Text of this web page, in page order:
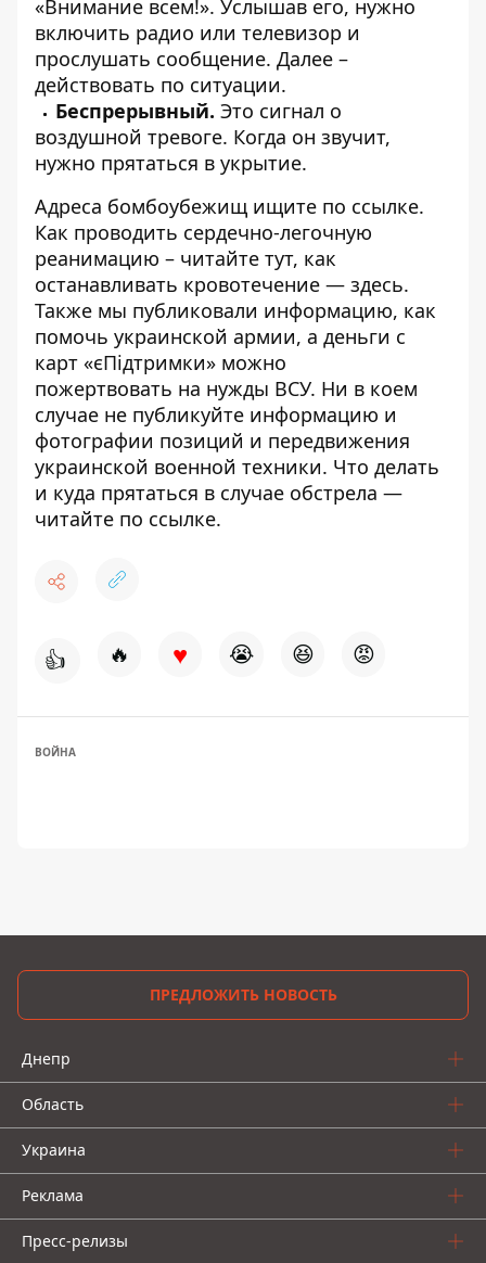
«Внимание всем!». Услышав его, нужно
включить радио или телевизор и
прослушать сообщение. Далее –
действовать по ситуации.
Беспрерывный. Это сигнал о
воздушной тревоге. Когда он звучит,
нужно прятаться в укрытие.
Адреса бомбоубежищ ищите по ссылке.
Как проводить сердечно-легочную
реанимацию – читайте тут, как
останавливать кровотечение — здесь.
Также мы публиковали информацию, как
помочь украинской армии, а деньги с
карт «єПідтримки» можно
пожертвовать на нужды ВСУ. Ни в коем
случае не публикуйте информацию и
фотографии позиций и передвижения
украинской военной техники. Что делать
и куда прятаться в случае обстрела —
читайте по ссылке.
👍 🔥 ♥ 😭 😆 😡
ВОЙНА
ПРЕДЛОЖИТЬ НОВОСТЬ
Днепр
Область
Украина
Реклама
Пресс-релизы